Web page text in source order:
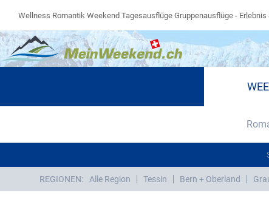
Wellness Romantik Weekend Tagesausflüge Gruppenausflüge -
REGIONEN: Alle Region Tessin Bern + Oberland